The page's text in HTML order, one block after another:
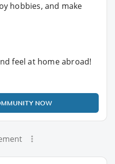
hobbies, and make
feel at home abroad!
NOW